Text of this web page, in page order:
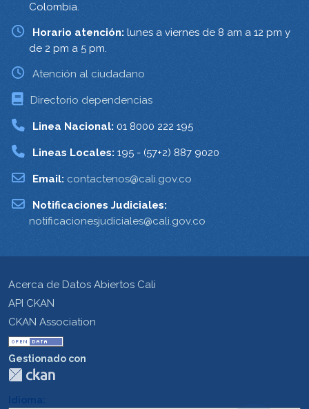
Colombia.
Horario atención: lunes a viernes de 8 am a 12 pm y
de 2 pm a 5 pm.
Atención al ciudadano
Directorio dependencias
Linea Nacional: 01 8000 222 195
Lineas Locales: 195 - (57+2) 887 9020
Email: contactenos@cali.gov.co
Notificaciones Judiciales:
notificacionesjudiciales@cali.gov.co
Acerca de Datos Abiertos Cali
API CKAN
CKAN Association
Gestionado con